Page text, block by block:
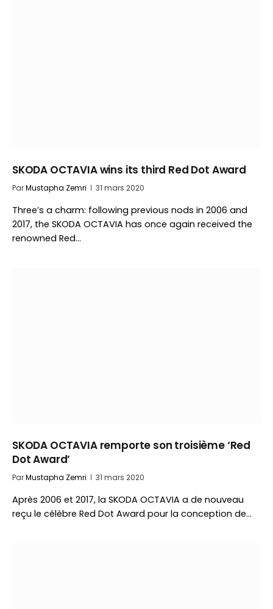
SKODA OCTAVIA wins its third Red Dot Award
ParMustapha Zemri 31 mars 2020
Three’s a charm: following previous nods in 2006 and
2017, the SKODA OCTAVIA has once again received the
renowned Red…
SKODA OCTAVIA remporte son troisième ‘Red
Dot Award’
ParMustapha Zemri 31 mars 2020
Après 2006 et 2017, la SKODA OCTAVIA a de nouveau
reçu le célèbre Red Dot Award pour la conception de…